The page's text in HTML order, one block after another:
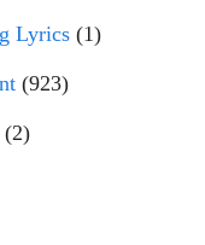
Lyrics (1)
(923)
(2)